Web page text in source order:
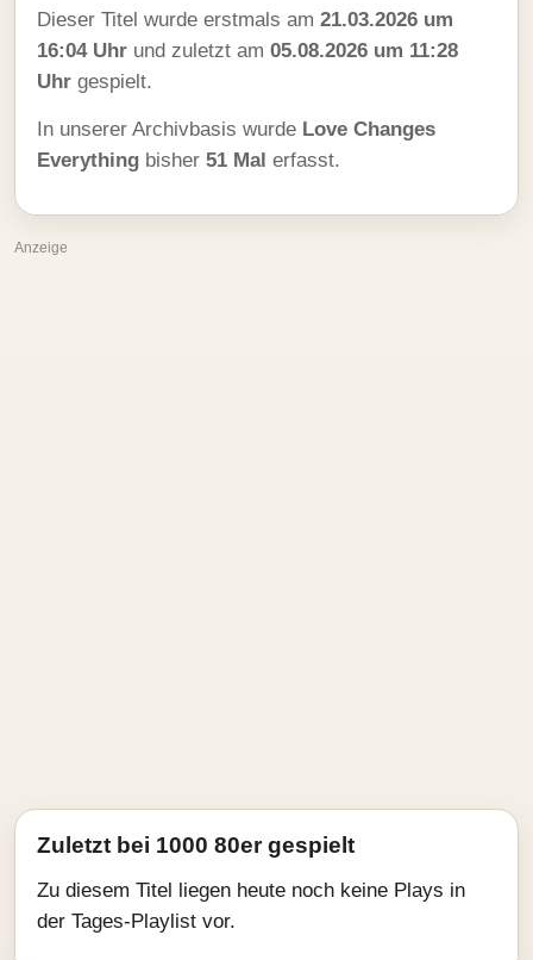
Dieser Titel wurde erstmals am 21.03.2026 um
16:04 Uhr und zuletzt am 05.08.2026 um 11:28
Uhr gespielt.
In unserer Archivbasis wurde Love Changes
Everything bisher 51 Mal erfasst.
Anzeige
Zuletzt bei 1000 80er gespielt
Zu diesem Titel liegen heute noch keine Plays in
der Tages-Playlist vor.